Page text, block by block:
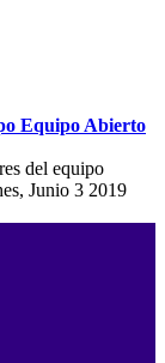
Equipo Abierto
del equipo
Junio 3 2019